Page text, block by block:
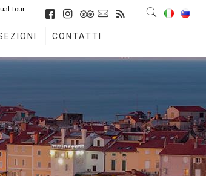
Tour
CONTATTI